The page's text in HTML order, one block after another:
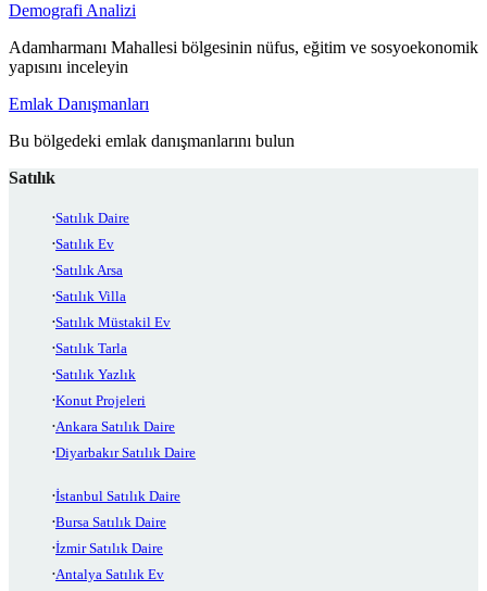
Demografi Analizi
Adamharmanı Mahallesi bölgesinin nüfus, eğitim ve sosyoekonomik
yapısını inceleyin
Emlak Danışmanları
Bu bölgedeki emlak danışmanlarını bulun
Satılık
Satılık Daire
Satılık Ev
Satılık Arsa
Satılık Villa
Satılık Müstakil Ev
Satılık Tarla
Satılık Yazlık
Konut Projeleri
Ankara Satılık Daire
Diyarbakır Satılık Daire
İstanbul Satılık Daire
Bursa Satılık Daire
İzmir Satılık Daire
Antalya Satılık Ev